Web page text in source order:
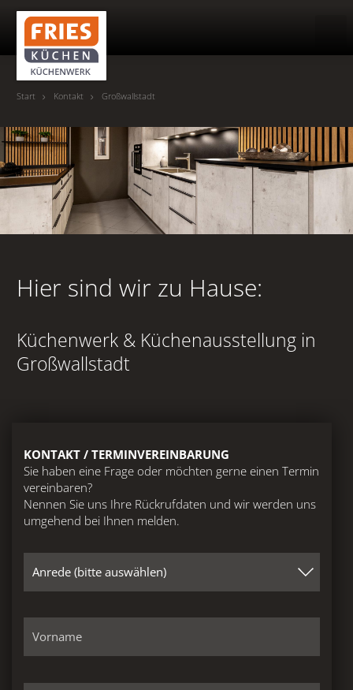
HOME
KÜCHENWERK
KÜCHEN
NEWS & EVENTS
Wertheim
AGB
Start Kontakt Großwallstadt
Hier sind wir zu Hause:
Küchenwerk & Küchenausstellung in
Großwallstadt
KONTAKT / TERMINVEREINBARUNG
Sie haben eine Frage oder möchten gerne einen Termin
vereinbaren?
Nennen Sie uns Ihre Rückrufdaten und wir werden uns
umgehend bei Ihnen melden.